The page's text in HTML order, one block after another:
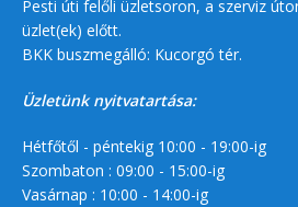
Pesti úti felőli üzletsoron, a szerviz
üzlet(ek) előtt.
BKK buszmegálló: Kucorgó tér.
Üzletünk nyitvatartása:
Hétfőtől - péntekig 10:00 - 19:00-ig
Szombaton : 09:00 - 15:00-ig
Vasárnap : 10:00 - 14:00-ig